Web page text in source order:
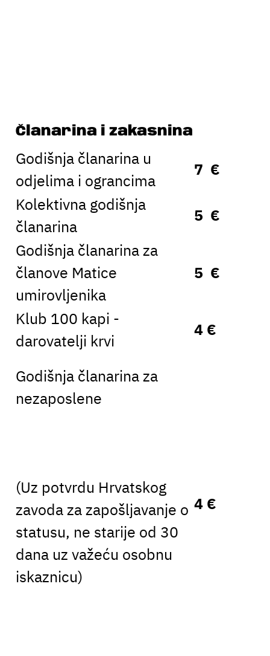
Članarina i zakasnina
Godišnja članarina u
odjelima i ograncima
7 €
Kolektivna godišnja
članarina
5 €
Godišnja članarina za
članove Matice
umirovljenika
5 €
Klub 100 kapi -
darovatelji krvi
4 €
Godišnja članarina za
nezaposlene
(Uz potvrdu Hrvatskog
zavoda za zapošljavanje o
statusu, ne starije od 30
dana uz važeću osobnu
iskaznicu)
4 €